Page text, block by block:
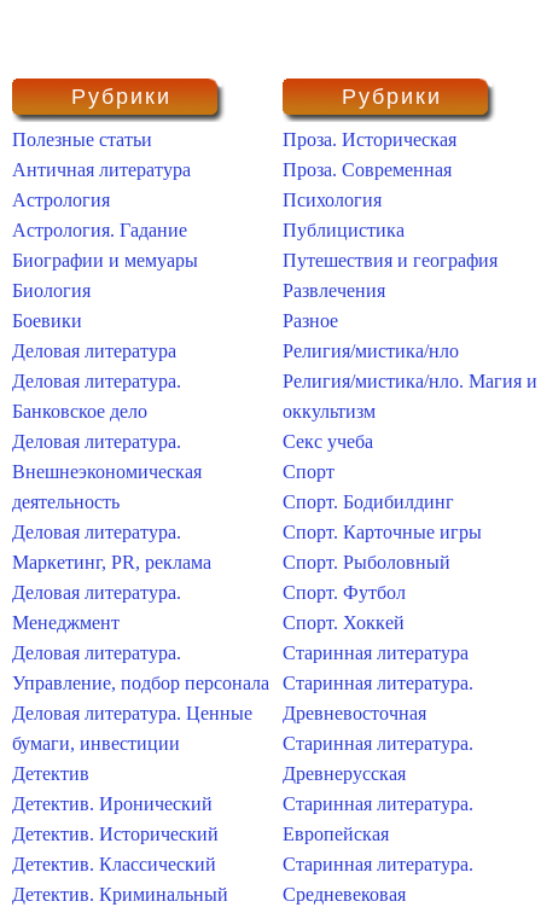
Рубрики
Полезные статьи
Античная литература
Астрология
Астрология. Гадание
Биографии и мемуары
Биология
Боевики
Деловая литература
Деловая литература.
Банковское дело
Деловая литература.
Внешнеэкономическая
деятельность
Деловая литература.
Маркетинг, PR, реклама
Деловая литература.
Менеджмент
Деловая литература.
Управление, подбор персонала
Деловая литература. Ценные
бумаги, инвестиции
Детектив
Детектив. Иронический
Детектив. Исторический
Детектив. Классический
Детектив. Криминальный
Рубрики
Проза. Историческая
Проза. Современная
Психология
Публицистика
Путешествия и география
Развлечения
Разное
Религия/мистика/нло
Религия/мистика/нло. Магия и
оккультизм
Секс учеба
Спорт
Спорт. Бодибилдинг
Спорт. Карточные игры
Спорт. Рыболовный
Спорт. Футбол
Спорт. Хоккей
Старинная литература
Старинная литература.
Древневосточная
Старинная литература.
Древнерусская
Старинная литература.
Европейская
Старинная литература.
Средневековая